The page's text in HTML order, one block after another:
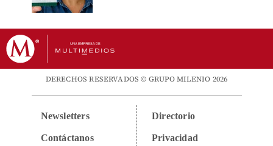
DERECHOS RESERVADOS © GRUPO MILENIO 2026
Newsletters
Contáctanos
Directorio
Privacidad